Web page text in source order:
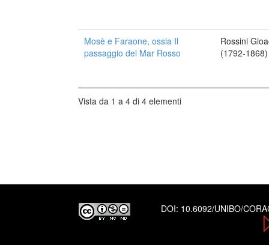
Mosè e Faraone, ossia Il
passaggio del Mar Rosso
Rossini
(1792-1868)
Vista da 1 a 4 di 4 elementi
DOI: 10.6092/UNIBO/